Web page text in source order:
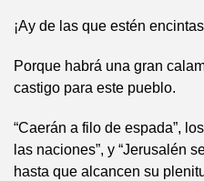
¡Ay de las que estén
Porque habrá una gran
castigo para este pueblo.
“Caerán a filo de espada”,
las naciones”, y “Jerusalén
hasta que alcancen su